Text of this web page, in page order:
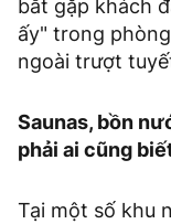
bắt gặp khách
ấy" trong
ngoài trượt
Saunas, bồn
phải ai cũng
Tại một số khu